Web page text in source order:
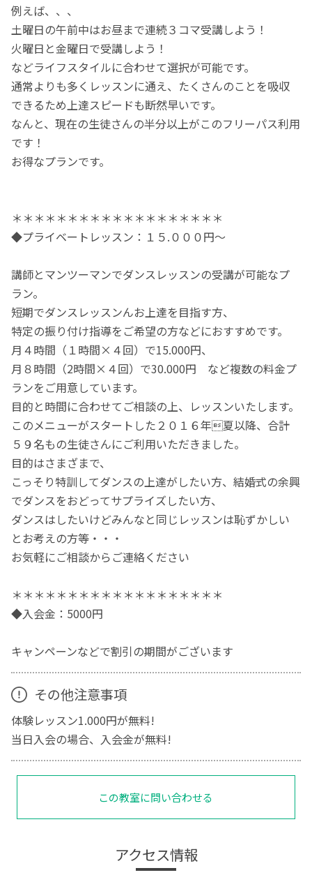
例えば、、、
土曜日の午前中はお昼まで連続３コマ受講しよう！
火曜日と金曜日で受講しよう！
などライフスタイルに合わせて選択が可能です。
通常よりも多くレッスンに通え、たくさんのことを吸収
できるため上達スピードも断然早いです。
なんと、現在の生徒さんの半分以上がこのフリーパス利用
です！
お得なプランです。
＊＊＊＊＊＊＊＊＊＊＊＊＊＊＊＊＊＊＊
◆プライベートレッスン：１５.０００円〜
講師とマンツーマンでダンスレッスンの受講が可能なプ
ラン。
短期でダンスレッスンんお上達を目指す方、
特定の振り付け指導をご希望の方などにおすすめです。
月４時間（１時間×４回）で15.000円、
月８時間（2時間×４回）で30.000円 など複数の料金プ
ランをご用意しています。
目的と時間に合わせてご相談の上、レッスンいたします。
このメニューがスタートした２０１６年夏以降、合計
５９名もの生徒さんにご利用いただきました。
目的はさまざまで、
こっそり特訓してダンスの上達がしたい方、結婚式の余興
でダンスをおどってサプライズしたい方、
ダンスはしたいけどみんなと同じレッスンは恥ずかしい
とお考えの方等・・・
お気軽にご相談からご連絡ください
＊＊＊＊＊＊＊＊＊＊＊＊＊＊＊＊＊＊＊
◆入会金：5000円
キャンペーンなどで割引の期間がございます
その他注意事項
体験レッスン1.000円が無料!
当日入会の場合、入会金が無料!
この教室に問い合わせる
アクセス情報